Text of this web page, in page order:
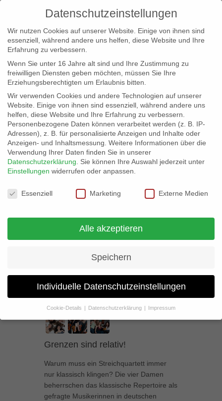
info@erfolgreich-events.de
+4940 46 777 230
Klassisches Streichquartett
Grenzen sind relativ!
Warum muss ein Streichquartett immer
nur klassisch klingen? Die vier Damen
beherrschen das klassische Repertoire als
gefragte Musikerinnen in deutschen
Datenschutzeinstellungen
Wir nutzen Cookies auf unserer Website. Einige von ihnen sind
essenziell, während andere uns helfen, diese Website und Ihre
Erfahrung zu verbessern.
Wenn Sie unter 16 Jahre alt sind und Ihre Zustimmung zu
freiwilligen Diensten geben möchten, müssen Sie Ihre
Erziehungsberechtigten um Erlaubnis bitten.
Wir verwenden Cookies und andere Technologien auf unserer
Website. Einige von ihnen sind essenziell, während andere uns
helfen, diese Website und Ihre Erfahrung zu verbessern.
Personenbezogene Daten können verarbeitet werden (z. B. IP-
Adressen), z. B. für personalisierte Anzeigen und Inhalte oder
Anzeigen- und Inhaltsmessung. Weitere Informationen über die
Verwendung Ihrer Daten finden Sie in unserer
Datenschutzerklärung
Sie können Ihre Auswahl jederzeit unter
Einstellungen widerrufen oder anpassen.
Datenschutzeinstellungen
Essenziell Marketing Externe Medien
Alle akzeptieren
Speichern
Individuelle Datenschutzeinstellungen
Cookie-Details Datenschutzerklärung Impressum
Datenschutzeinstellungen
Wenn Sie unter 16 Jahre alt sind und Ihre Zustimmung zu
freiwilligen Diensten geben möchten, müssen Sie Ihre
Wir verwenden Cookies und andere Technologien auf unserer
Website. Einige von ihnen sind essenziell, während andere uns
helfen, diese Website und Ihre Erfahrung zu verbessern.
Personenbezogene Daten können verarbeitet werden (z. B. IP-